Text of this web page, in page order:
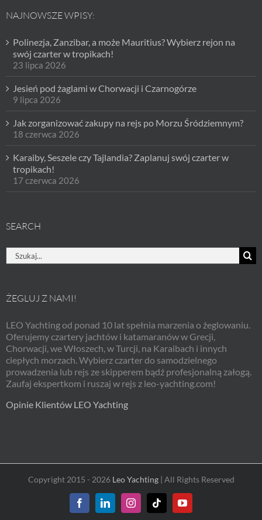
NAJNOWSZE WPISY:
Polinezja, Zanzibar, a może Mauritius? Wybierz rejon na
swój czarter w tropikach!
23 lipca 2026
Jesień pod żaglami w Chorwacji i Czarnogórze
9 lipca 2026
Jak zorganizować zakupy na rejs po Morzu Śródziemnym?
18 czerwca 2026
Karaiby, Seszele czy Tajlandia? Zaplanuj swój czarter w
tropikach!
17 czerwca 2026
SEARCH
Szukaj
ŻEGLUJ Z NAMI!
LEO Yachting od ponad 10 lat spełnia marzenia o żeglowaniu.
Oferujemy czartery jachtów i katamaranów w Grecji,
Chorwacji, we Włoszech, w Turcji, na Karaibach i innych
ciepłych morzach. Wybierz czarter do samodzielnego
prowadzenia lub rejs ze skipperem bądź profesjonalną załogą.
Zaufaj ekspertkom i ruszaj w rejs z leo-yachting.com!
Opinie Klientów LEO Yachting
Copyright 2015 - 2026 Leo Yachting| All Rights Reserved
FacebookLinkedInInstagramTiktokYouTube